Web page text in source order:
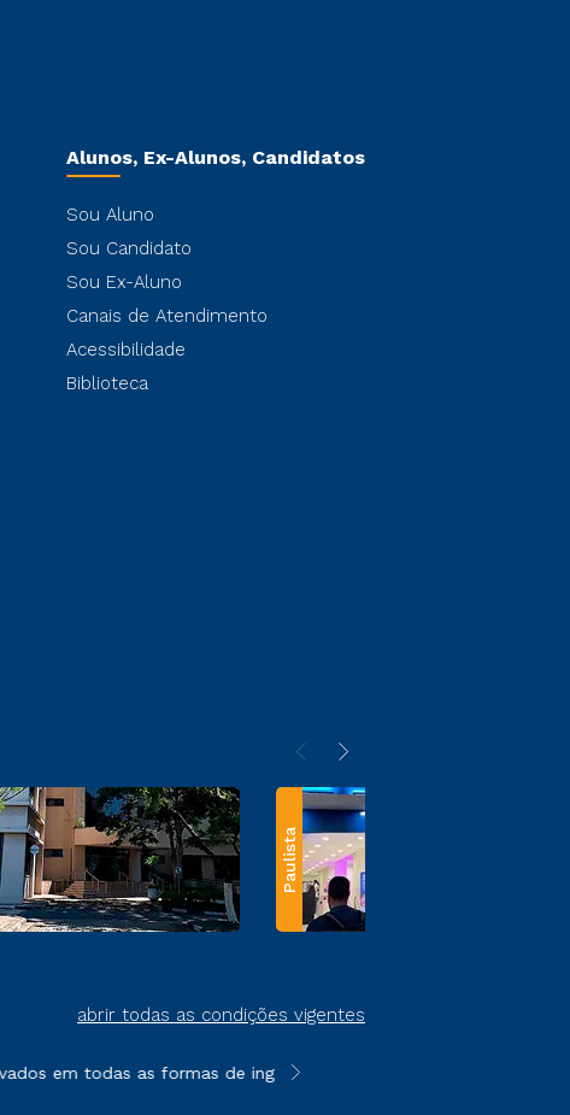
Alunos, Ex-Alunos, Candidatos
Sou Aluno
Sou Candidato
Sou Ex-Aluno
Canais de Atendimento
Acessibilidade
Biblioteca
Paulista
abrir todas as condições vigentes
em todas as formas de ingresso, exceto na prova on-line ou
**Semipresencial e EAD são